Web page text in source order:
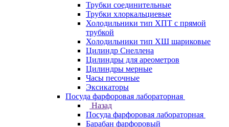
Трубки соединительные
Трубки хлоркальциевые
Холодильники тип ХПТ с прямой
трубкой
Холодильники тип ХШ шариковые
Цилиндр Снеллена
Цилиндры для ареометров
Цилиндры мерные
Часы песочные
Эксикаторы
Посуда фарфоровая лабораторная
Назад
Посуда фарфоровая лабораторная
Барабан фарфоровый